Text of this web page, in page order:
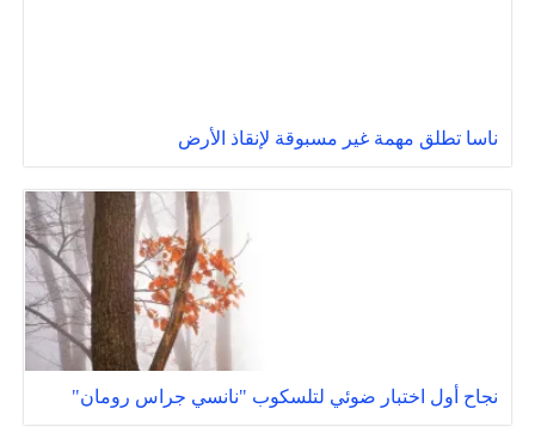
ناسا تطلق مهمة غير مسبوقة لإنقاذ الأرض
نجاح أول اختبار ضوئي لتلسكوب "نانسي جراس رومان"